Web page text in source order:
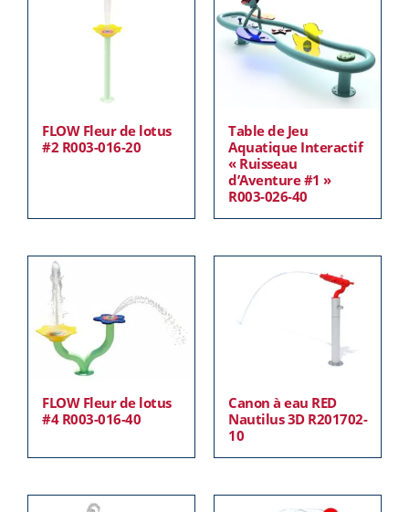
FLOW Fleur de lotus
#2 R003-016-20
Table de Jeu
Aquatique Interactif
« Ruisseau
d’Aventure #1 »
R003-026-40
FLOW Fleur de lotus
#4 R003-016-40
Canon à eau RED
Nautilus 3D R201702-
10